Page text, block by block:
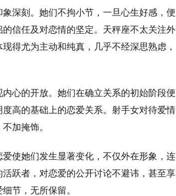
深刻。她们不拘小节，一旦心生好感，便
信任及对恋情的坚定。天秤座不太关注外
得尤为主动和纯真，几乎不经深思熟虑，
心的开放。她们在确立关系的初始阶段便
高的基础上的恋爱关系。射手女对待爱情
加掩饰。
使她们发生显著变化，不仅外在形象，连
跃者，对恋爱的公开讨论不避讳，甚至享
节，无所保留。